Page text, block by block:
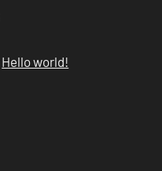
Hello world!